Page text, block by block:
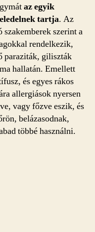
az egyik
tartja. Az
szerint a
rendelkezik,
paraziták, giliszták
hallatán. Emellett
és egyes rákos
allergiások nyersen
vagy főzve eszik, és
belázasodnak,
többé használni.